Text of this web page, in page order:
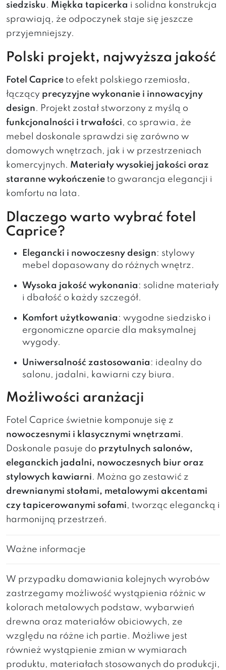
siedzisku. Miękka tapicerka i solidna konstrukcja
sprawiają, że odpoczynek staje się jeszcze
przyjemniejszy.
Polski projekt, najwyższa jakość
Fotel Caprice to efekt polskiego rzemiosła,
łączący precyzyjne wykonanie i innowacyjny
design. Projekt został stworzony z myślą o
funkcjonalności i trwałości, co sprawia, że
mebel doskonale sprawdzi się zarówno w
domowych wnętrzach, jak i w przestrzeniach
komercyjnych. Materiały wysokiej jakości oraz
staranne wykończenie to gwarancja elegancji i
komfortu na lata.
Dlaczego warto wybrać fotel
Caprice?
Elegancki i nowoczesny design: stylowy
mebel dopasowany do różnych wnętrz.
Wysoka jakość wykonania : solidne materiały
i dbałość o każdy szczegół.
Komfort użytkowania : wygodne siedzisko i
ergonomiczne oparcie dla maksymalnej
wygody.
Uniwersalność zastosowania : idealny do
salonu, jadalni, kawiarni czy biura.
Możliwości aranżacji
Fotel Caprice świetnie komponuje się z
nowoczesnymi i klasycznymi wnętrzami.
Doskonale pasuje do przytulnych salonów,
eleganckich jadalni, nowoczesnych biur oraz
stylowych kawiarni. Można go zestawić z
drewnianymi stołami, metalowymi akcentami
czy tapicerowanymi sofami, tworząc elegancką i
harmonijną przestrzeń.
Ważne informacje
W przypadku domawiania kolejnych wyrobów
zastrzegamy możliwość wystąpienia różnic w
kolorach metalowych podstaw, wybarwień
drewna oraz materiałów obiciowych, ze
względu na różne ich partie. Możliwe jest
również wystąpienie zmian w wymiarach
produktu, materiałach stosowanych do produkcji,